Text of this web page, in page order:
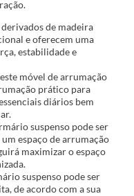
de madeira
e oferecem uma
estabilidade e
móvel de arrumação
prático para
diários bem
suspenso pode ser
espaço de arrumação
maximizar o espaço
suspenso pode ser
de acordo com a sua